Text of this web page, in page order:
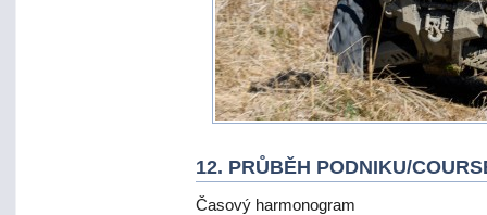
12. PRŮBĚH PODNIKU/
Časový harmonogram